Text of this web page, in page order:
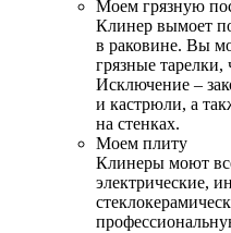
Моем грязную
Клинер вымоет
в раковине. Вы
грязные
Исключение –
и кастрюли, а
на стенках.
Моем плиту
Клинеры моют
электрические,